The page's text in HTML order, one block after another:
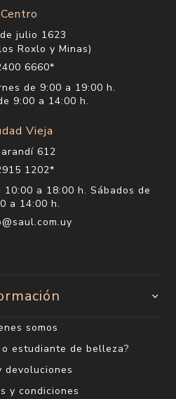
Centro
julio 1623
Roxlo y Minas)
6660*
de 9:00 a 19:00 h.
9:00 a 14:00 h.
Vieja
612
1202*
a 18:00 h. Sábados de
a 14:00 h.
somos
estudiante de belleza?
devoluciones
y condiciones